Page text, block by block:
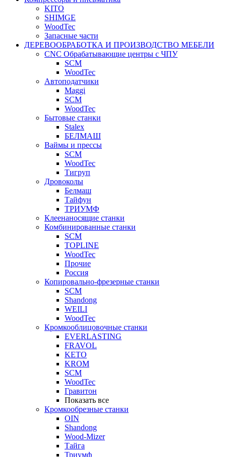
KITO
SHIMGE
WoodTec
Запасные части
ДЕРЕВООБРАБОТКА И ПРОИЗВОДСТВО МЕБЕЛИ
CNC Обрабатывающие центры с ЧПУ
SCM
WoodTec
Автоподатчики
Maggi
SCM
WoodTec
Бытовые станки
Stalex
БЕЛМАШ
Ваймы и прессы
SCM
WoodTec
Тигруп
Дровоколы
Белмаш
Тайфун
ТРИУМФ
Клеенаносящие станки
Комбинированные станки
SCM
TOPLINE
WoodTec
Прочие
Россия
Копировально-фрезерные станки
SCM
Shandong
WEILI
WoodTec
Кромкооблицовочные станки
EVERLASTING
FRAVOL
KETO
KROM
SCM
WoodTec
Гравитон
Показать все
Кромкообрезные станки
OIN
Shandong
Wood-Mizer
Тайга
Триумф